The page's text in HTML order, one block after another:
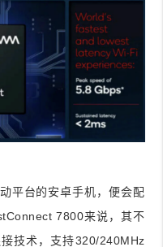
平台的安卓手机，便会配
7800来说，其不
技术，支持320/240MHz